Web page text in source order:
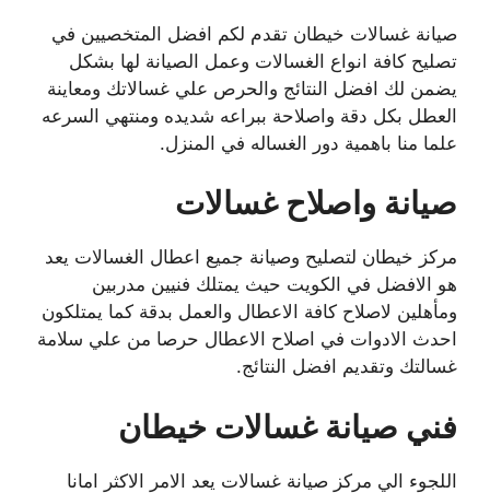
صيانة غسالات خيطان تقدم لكم افضل المتخصيين في
تصليح كافة انواع الغسالات وعمل الصيانة لها بشكل
يضمن لك افضل النتائج والحرص علي غسالاتك ومعاينة
العطل بكل دقة واصلاحة ببراعه شديده ومنتهي السرعه
علما منا باهمية دور الغساله في المنزل.
صيانة واصلاح غسالات
مركز خيطان لتصليح وصيانة جميع اعطال الغسالات يعد
هو الافضل في الكويت حيث يمتلك فنيين مدربين
ومأهلين لاصلاح كافة الاعطال والعمل بدقة كما يمتلكون
احدث الادوات في اصلاح الاعطال حرصا من علي سلامة
غسالتك وتقديم افضل النتائج.
فني صيانة غسالات خيطان
اللجوء الي مركز صيانة غسالات يعد الامر الاكثر امانا